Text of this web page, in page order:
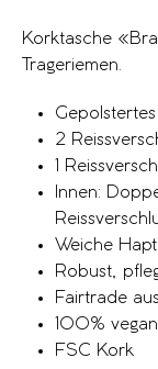
Korktasche
Trageriemen.
2
1
Innen:
Weiche
Robust,
Fairtrade
100% vegan
FSC Kork